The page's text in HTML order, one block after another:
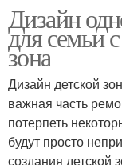
Дизайн
для семьи
зона
Дизайн детской
важная часть
потерпеть
будут просто
создания детской